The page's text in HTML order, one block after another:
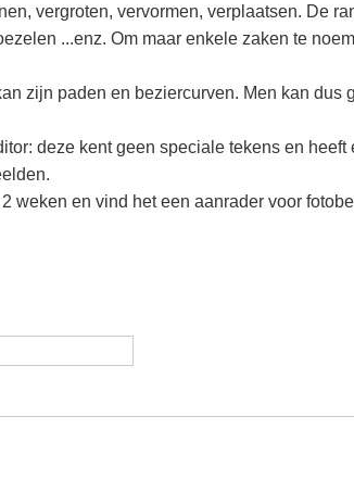
vergroten, vervormen, verplaatsen. De
...enz. Om maar enkele zaken te
zijn paden en beziercurven. Men kan dus
deze kent geen speciale tekens en
2 weken en vind het een aanrader voor